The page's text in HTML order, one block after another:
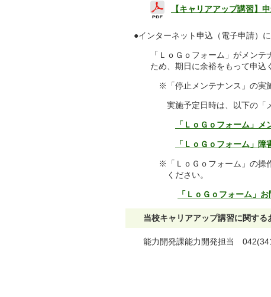
【キャリアアップ講習】
●インターネット申込（電子申請）
「ＬｏＧｏフォーム」がメンテナ
ため、期日に余裕をもって申込く
※「停止メンテナンス」の実施中
実施予定日時は、以下の「メン
「ＬｏＧｏフォーム」メ
「ＬｏＧｏフォーム」障
※「ＬｏＧｏフォーム」の操作方
ください。
「ＬｏＧｏフォーム」
当校キャリアアップ講習に関する
能力開発課能力開発担当